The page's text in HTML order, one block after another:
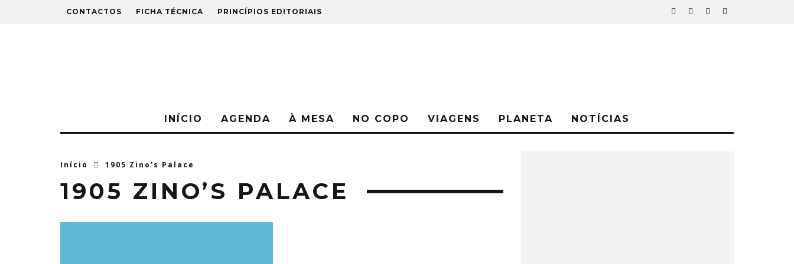
CONTACTOS FICHA TÉCNICA PRINCÍPIOS EDITORIAIS
INÍCIO AGENDA À MESA NO COPO VIAGENS PLANETA NOTÍCIAS
Início 1905 Zino’s Palace
1905 ZINO’S PALACE